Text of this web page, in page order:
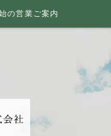
の営業ご案内